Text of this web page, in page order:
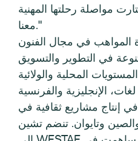
مواصلة رحلتها المهنية
معنا."
المواهب في مجال الفنون
في التطوير والتسويق
المحلية والولائية
الإنجليزية والفرنسية
إنتاج مشاريع ثقافية في
وتايوان. تنضم تشين